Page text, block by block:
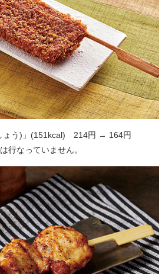
ょう)」(151kcal) 214円 → 164円
なっていません。